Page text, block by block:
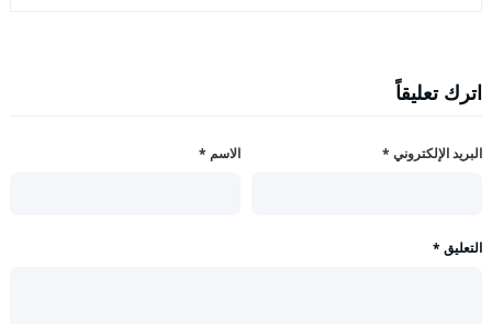
اترك تعليقاً
الاسم * البريد الإلكتروني *
التعليق *